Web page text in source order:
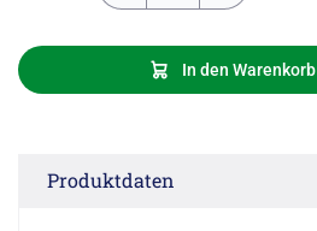
In den Warenkorb
Produktdaten